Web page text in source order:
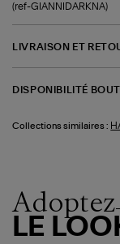
(ref-GIANNIDARKNA)
LIVRAISON ET
DISPONIBILITÉ
Collections similaires :
Adoptez
LE